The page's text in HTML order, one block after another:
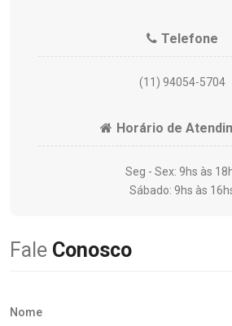
Telefone
(11) 94054-5704
Horário de
Seg - Sex: 9hs às
Sábado: 9hs às
Fale Conosco
Nome